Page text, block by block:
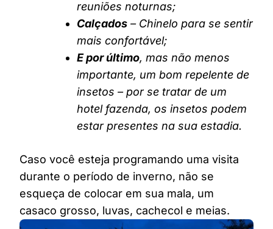
reuniões noturnas;
Calçados – Chinelo para se sentir
mais confortável;
E por último, mas não menos
importante, um bom repelente de
insetos – por se tratar de um
hotel fazenda, os insetos podem
estar presentes na sua estadia.
Caso você esteja programando uma visita
durante o período de inverno, não se
esqueça de colocar em sua mala, um
casaco grosso, luvas, cachecol e meias.